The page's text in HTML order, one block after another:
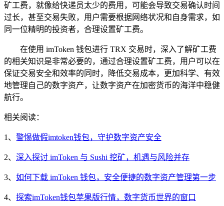
矿工费，就像给快递员太少的费用，可能会导致交易确认时间
过长，甚至交易失败，用户需要根据网络状况和自身需求，如
同一位精明的投资者，合理设置矿工费。
在使用 imToken 钱包进行 TRX 交易时，深入了解矿工费
的相关知识是非常必要的，通过合理设置矿工费，用户可以在
保证交易安全和效率的同时，降低交易成本，更加科学、有效
地管理自己的数字资产，让数字资产在加密货币的海洋中稳健
航行。
相关阅读：
1、 警惕做假imtoken钱包，守护数字资产安全
2、 深入探讨 imToken 与 Sushi 挖矿，机遇与风险并存
3、 如何下载 imToken 钱包，安全便捷的数字资产管理第一步
4、 探索imToken钱包苹果版行情，数字货币世界的窗口